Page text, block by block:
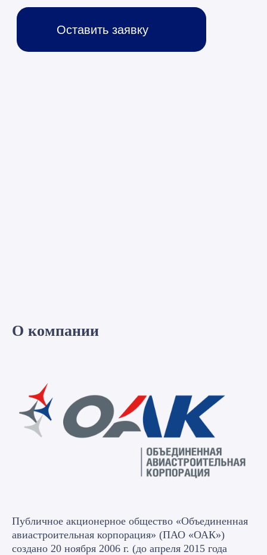
О компании
Публичное акционерное общество «Объединенная
авиастроительная корпорация» (ПАО «ОАК»)
создано 20 ноября 2006 г. (до апреля 2015 года